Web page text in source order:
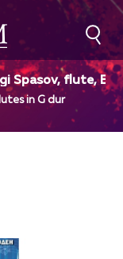
Spasov, flute,
dir
in G dur